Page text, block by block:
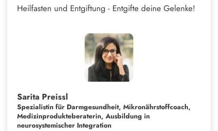
Heilfasten und Entgiftung - Entgifte deine Gelenke!
Sarita Preissl
Spezialistin für Darmgesundheit, Mikronährstoffcoach,
Medizinprodukteberaterin, Ausbildung in
neurosystemischer Integration